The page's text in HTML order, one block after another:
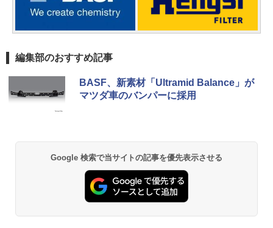
編集部のおすすめ記事
BASF、新素材「Ultramid Balance」が
マツダ車のバンパーに採用
Google 検索で当サイトの記事を優先表示させる